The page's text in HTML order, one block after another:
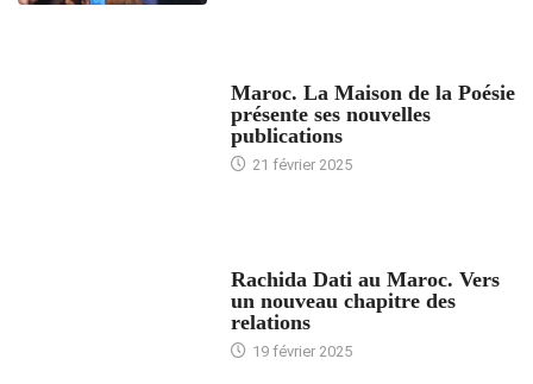
Maroc. La Maison de la Poésie
présente ses nouvelles
publications
21 février 2025
Rachida Dati au Maroc. Vers
un nouveau chapitre des
relations
19 février 2025